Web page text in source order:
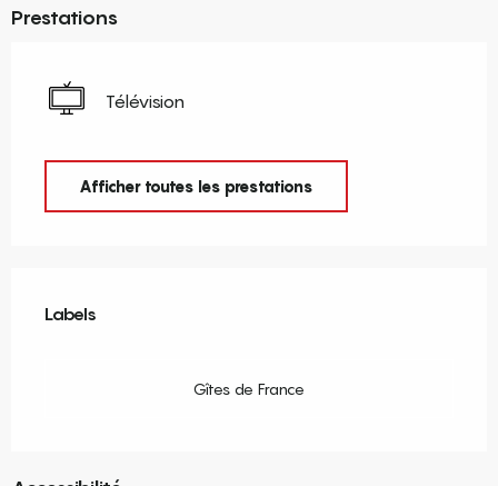
Prestations
Télévision
Afficher toutes les prestations
Labels
Labels
Gîtes de France